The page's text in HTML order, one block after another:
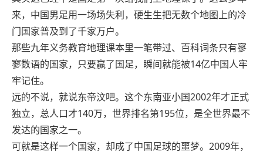
来，中国男足用一场场失利，硬生生把无数个地图上的冷
门国家普及到了千家万户。
那些九年义务教育地理课本里一笔带过、百科词条只有寥
寥数语的国家，只要赢了国足，瞬间就能被14亿中国人牢
牢记住。
远的不说，就说东帝汶吧。这个东南亚小国2002年才正式
独立，总人口才140万，世界排名第195位，是全世界最不
发达的国家之一。
可就是这样一个国家，却成了中国足球的噩梦。2009年，